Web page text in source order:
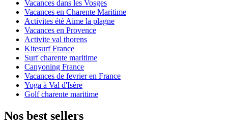
Vacances dans les Vosges
Vacances en Charente Maritime
Activites été Aime la plagne
Vacances en Provence
Activite val thorens
Kitesurf France
Surf charente maritime
Canyoning France
Vacances de fevrier en France
Yoga à Val d'Isère
Golf charente maritime
Nos best sellers